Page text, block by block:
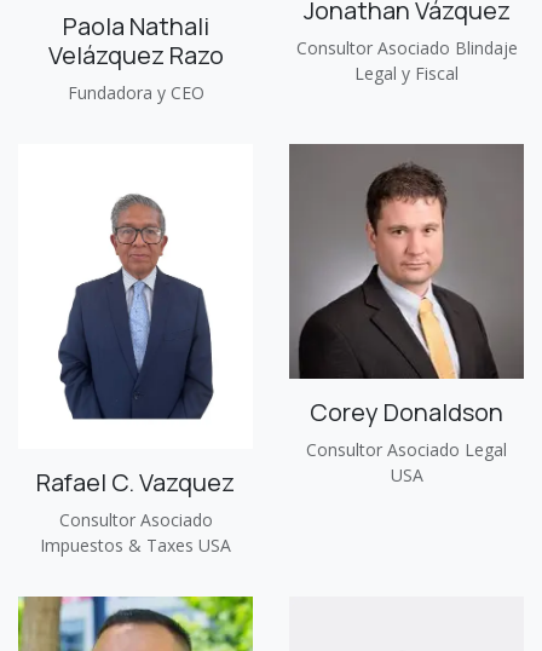
Paola Nathali
Velázquez Razo
Fundadora y CEO
Jonathan Vázquez
Consultor Asociado Blindaje
Legal y Fiscal
Rafael C. Vazquez
Consultor Asociado
Impuestos & Taxes USA
Corey Donaldson
Consultor Asociado Legal
USA